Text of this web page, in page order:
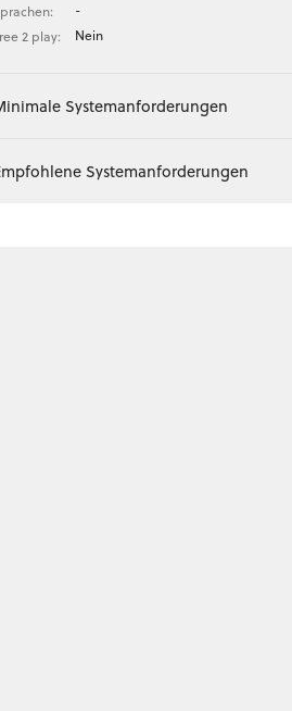
-
2 play:
Nein
Systemanforderungen
Systemanforderungen